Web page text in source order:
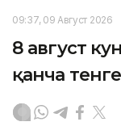
09:37, 09 Август 2026
8 август
қанча